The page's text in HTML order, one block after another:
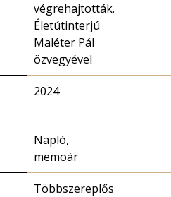
végrehajtották.
Életútinterjú
Maléter Pál
özvegyével
2024
Napló,
memoár
Többszereplős